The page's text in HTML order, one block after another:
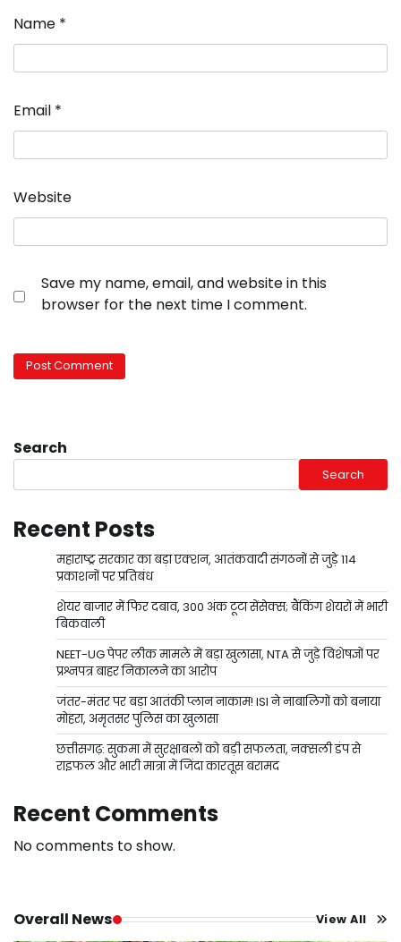
Name *
Email *
Website
Save my name, email, and website in this
browser for the next time I comment.
Search
Search
Recent Posts
महाराष्ट्र सरकार का बड़ा एक्शन, आतंकवादी संगठनों से जुड़े 114
प्रकाशनों पर प्रतिबंध
शेयर बाजार में फिर दबाव, 300 अंक टूटा सेंसेक्स; बैंकिंग शेयरों में भारी
बिकवाली
NEET-UG पेपर लीक मामले में बड़ा खुलासा, NTA से जुड़े विशेषज्ञों पर
प्रश्नपत्र बाहर निकालने का आरोप
जंतर-मंतर पर बड़ा आतंकी प्लान नाकाम! ISI ने नाबालिगों को बनाया
मोहरा, अमृतसर पुलिस का खुलासा
छत्तीसगढ़: सुकमा में सुरक्षाबलों को बड़ी सफलता, नक्सली डंप से
राइफल और भारी मात्रा में जिंदा कारतूस बरामद
Recent Comments
No comments to show.
Overall News View All